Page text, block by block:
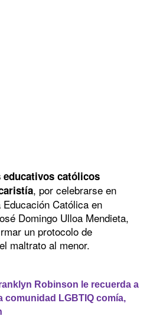
católicos
, por celebrarse en
Católica en
Domingo Ulloa Mendieta,
un protocolo de
maltrato al menor.
Robinson le recuerda a
comunidad LGBTIQ comía,